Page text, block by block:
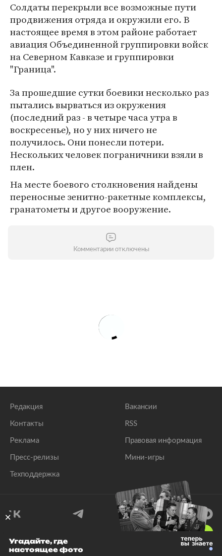
Солдаты перекрыли все возможные пути
продвижения отряда и окружили его. В
настоящее время в этом районе работает
авиация Объединенной группировки войск
на Северном Кавказе и группировки
"Граница".
За прошедшие сутки боевики несколько раз
пытались вырваться из окружения
(последний раз - в четыре часа утра в
воскресенье), но у них ничего не
получилось. Они понесли потери.
Нескольких человек пограничники взяли в
плен.
На месте боевого столкновения найдены
переносные зенитно-ракетные комплексы,
гранатометы и другое вооружение.
Комментарии отключены
Редакция
Контакты
Реклама
Пресс-релизы
Техподдержка
Вакансии
RSS
Правовая информация
Мини-игры
© 1999–2026 Все права защищены.
Угадайте, где
настоящее фото